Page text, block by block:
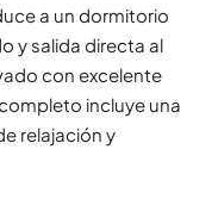
a un dormitorio
y salida directa al
con excelente
incluye una
relajación y